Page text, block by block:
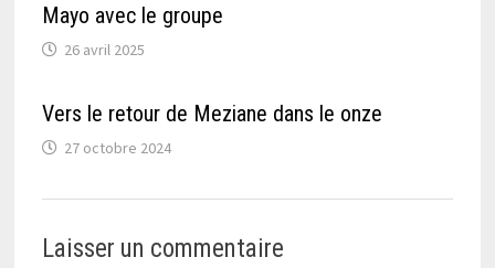
Mayo avec le groupe
26 avril 2025
Vers le retour de Meziane dans le onze
27 octobre 2024
Laisser un commentaire